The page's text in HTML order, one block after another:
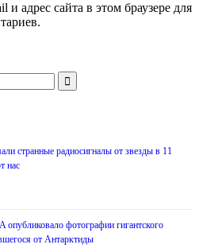
адрес сайта в этом браузере для
странные радиосигналы от звезды в 11
нас
опубликовало фотографии гигантского
от Антарктиды